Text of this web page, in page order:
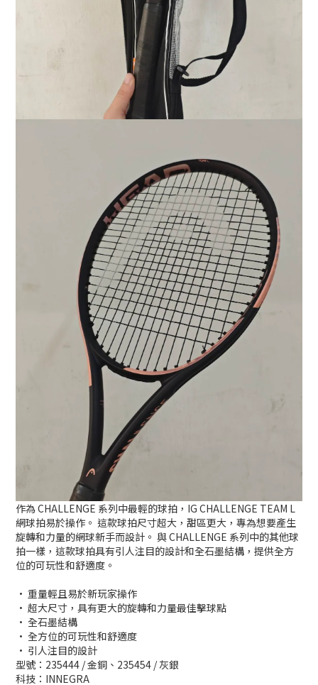
作為 CHALLENGE 系列中最輕的球拍，IG CHALLENGE TEAM L
網球拍易於操作。 這款球拍尺寸超大，甜區更大，專為想要產生
旋轉和力量的網球新手而設計。 與 CHALLENGE 系列中的其他球
拍一樣，這款球拍具有引人注目的設計和全石墨結構，提供全方
位的可玩性和舒適度。
• 重量輕且易於新玩家操作
• 超大尺寸，具有更大的旋轉和力量最佳擊球點
• 全石墨結構
• 全方位的可玩性和舒適度
• 引人注目的設計
型號：235444 / 金銅、235454 / 灰銀
科技：INNEGRA